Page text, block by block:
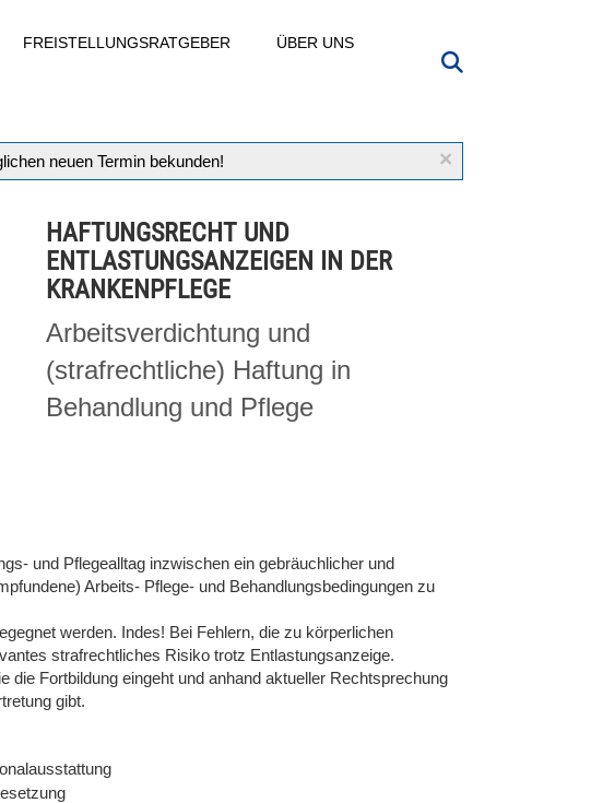
FREISTELLUNGSRATGEBER ÜBER UNS
×
neuen Termin bekunden!
HAFTUNGSRECHT UND
ENTLASTUNGSANZEIGEN IN DER
KRANKENPFLEGE
Arbeitsverdichtung und
(strafrechtliche) Haftung in
Behandlung und Pflege
und Pflegealltag inzwischen ein gebräuchlicher und
Arbeits- Pflege- und Behandlungsbedingungen zu
werden. Indes! Bei Fehlern, die zu körperlichen
strafrechtliches Risiko trotz Entlastungsanzeige.
Fortbildung eingeht und anhand aktueller Rechtsprechung
gibt.